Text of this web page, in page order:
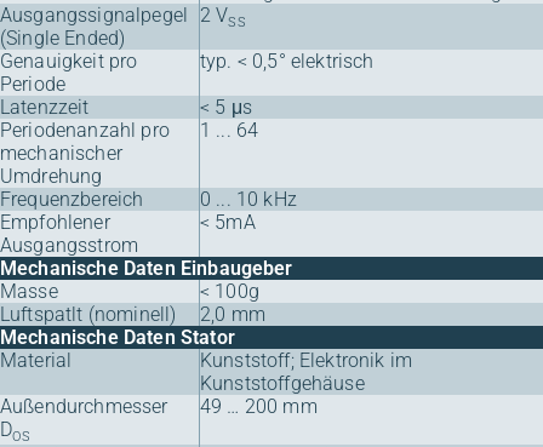
Ausgangssignalpegel
(Single Ended)
2 VSS
Genauigkeit pro
Periode
typ. < 0,5° elektrisch
Latenzzeit
< 5 μs
Periodenanzahl pro
mechanischer
Umdrehung
1 ... 64
Frequenzbereich
0 ... 10 kHz
Empfohlener
Ausgangsstrom
< 5mA
Mechanische Daten Einbaugeber
Masse
< 100g
Luftspatlt (nominell)
2,0 mm
Mechanische Daten Stator
Material
Kunststoff; Elektronik im
Kunststoffgehäuse
Außendurchmesser
DOS
49 … 200 mm